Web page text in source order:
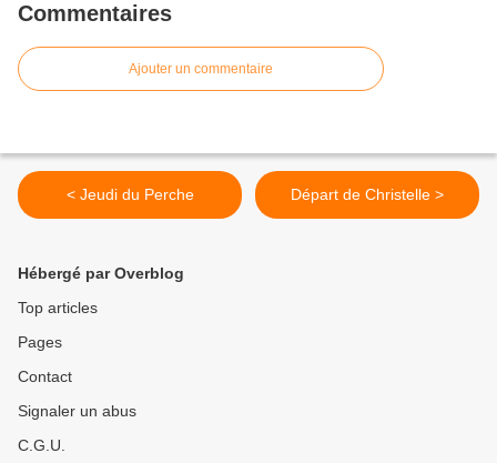
Commentaires
Ajouter un commentaire
< Jeudi du Perche Départ de Christelle >
Hébergé par Overblog
Top articles
Pages
Contact
Signaler un abus
C.G.U.